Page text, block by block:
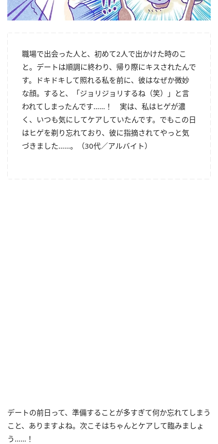
職場で出会った人と、初めて2人で出かけた時のこ
と。デートは順調に終わり、帰り際にキスされたんで
す。ドキドキして照れる私を前に、彼はなぜか微妙
な顔。すると、「ジョリジョリするね（笑）」と言
われてしまったんです…… ！ 実は、私はヒゲが濃
く、いつも気にしてケアしていたんです。でもこの日
はヒゲを剃り忘れており、彼に指摘されてやっと気
づきました……。（30代／アルバイト）
デートの前日って、準備することが多すぎて何か忘れてしまう
こと、ありますよね。次こそはちゃんとケアして臨みましょ
う……！